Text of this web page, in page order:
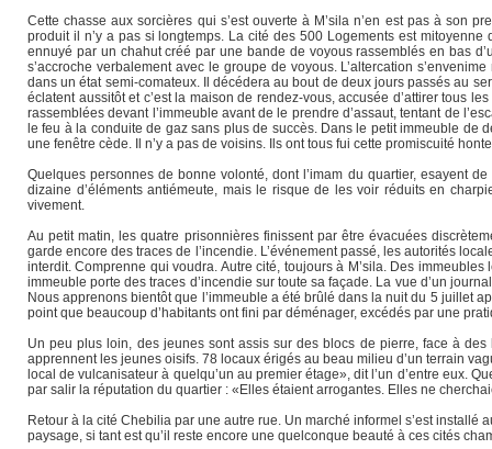
Cette chasse aux sorcières qui s’est ouverte à M’sila n’en est pas à son
produit il n’y a pas si longtemps. La cité des 500 Logements est
ennuyé par un chahut créé par une bande de voyous rassemblés en bas
s’accroche verbalement avec le groupe de voyous. L’altercation
dans un état semi-comateux. Il décédera au bout de deux jours passés au
éclatent aussitôt et c’est la maison de rendez-vous, accusée d’attirer tous
rassemblées devant l’immeuble avant de le prendre d’assaut, tentant de
le feu à la conduite de gaz sans plus de succès. Dans le petit immeuble de
une fenêtre cède. Il n’y a pas de voisins. Ils ont tous fui cette promiscuité
Quelques personnes de bonne volonté, dont l’imam du quartier, esayent
dizaine d’éléments antiémeute, mais le risque de les voir réduits en
vivement.
Au petit matin, les quatre prisonnières finissent par être évacuées
garde encore des traces de l’incendie. L’événement passé, les autorités
interdit. Comprenne qui voudra. Autre cité, toujours à M’sila. Des
immeuble porte des traces d’incendie sur toute sa façade. La vue d’un
Nous apprenons bientôt que l’immeuble a été brûlé dans la nuit du 5 juillet
point que beaucoup d’habitants ont fini par déménager, excédés par une
Un peu plus loin, des jeunes sont assis sur des blocs de pierre, face à
apprennent les jeunes oisifs. 78 locaux érigés au beau milieu d’un terrain
local de vulcanisateur à quelqu’un au premier étage», dit l’un d’entre eux.
par salir la réputation du quartier : «Elles étaient arrogantes. Elles ne
Retour à la cité Chebilia par une autre rue. Un marché informel s’est
paysage, si tant est qu’il reste encore une quelconque beauté à ces cités